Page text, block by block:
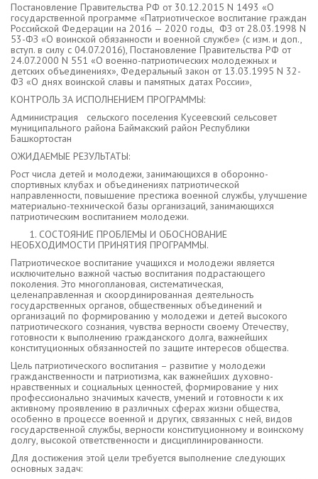
Постановление Правительства РФ от 30.12.2015 N 1493 «О
государственной программе «Патриотическое воспитание граждан
Российской Федерации на 2016 — 2020 годы, ФЗ от 28.03.1998 N
53-ФЗ «О воинской обязанности и военной службе» (с изм. и доп.,
вступ. в силу с 04.07.2016), Постановление Правительства РФ от
24.07.2000 N 551 «О военно-патриотических молодежных и
детских объединениях», Федеральный закон от 13.03.1995 N 32-
ФЗ «О днях воинской славы и памятных датах России»,
КОНТРОЛЬ ЗА ИСПОЛНЕНИЕМ ПРОГРАММЫ:
Администрация сельского поселения Кусеевский сельсовет
муниципального района Баймакский район Республики
Башкортостан
ОЖИДАЕМЫЕ РЕЗУЛЬТАТЫ:
Рост числа детей и молодежи, занимающихся в оборонно-
спортивных клубах и объединениях патриотической
направленности, повышение престижа военной службы, улучшение
материально-технической базы организаций, занимающихся
патриотическим воспитанием молодежи.
СОСТОЯНИЕ ПРОБЛЕМЫ И ОБОСНОВАНИЕ
НЕОБХОДИМОСТИ ПРИНЯТИЯ ПРОГРАММЫ.
Патриотическое воспитание учащихся и молодежи является
исключительно важной частью воспитания подрастающего
поколения. Это многоплановая, систематическая,
целенаправленная и скоординированная деятельность
государственных органов, общественных объединений и
организаций по формированию у молодежи и детей высокого
патриотического сознания, чувства верности своему Отечеству,
готовности к выполнению гражданского долга, важнейших
конституционных обязанностей по защите интересов общества.
Цель патриотического воспитания – развитие у молодежи
гражданственности и патриотизма, как важнейших духовно-
нравственных и социальных ценностей, формирование у них
профессионально значимых качеств, умений и готовности к их
активному проявлению в различных сферах жизни общества,
особенно в процессе военной и других, связанных с ней, видов
государственной службы, верности конституционному и воинскому
долгу, высокой ответственности и дисциплинированности.
Для достижения этой цели требуется выполнение следующих
основных задач: